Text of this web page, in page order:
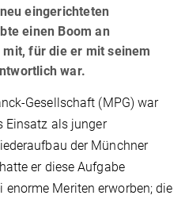
eingerichteten
einen Boom an
für die er mit seinem
war.
Gesellschaft (MPG) war
Einsatz als junger
der Münchner
er diese Aufgabe
Meriten erworben; die